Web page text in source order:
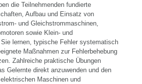
die Teilnehmenden fundierte
Aufbau und Einsatz von
und Gleichstrommaschinen,
sowie Klein- und
lernen, typische Fehler systematisch
Maßnahmen zur Fehlerbehebung
Zahlreiche praktische Übungen
Gelernte direkt anzuwenden und den
Maschinen und